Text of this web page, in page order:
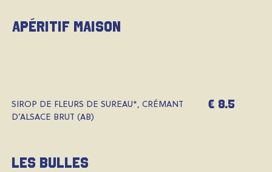
Apéritif Maison
SIROP DE FLEURS DE SUREAU*, CRÉMANT
D’ALSACE BRUT (AB)
€ 8.5
les bulles